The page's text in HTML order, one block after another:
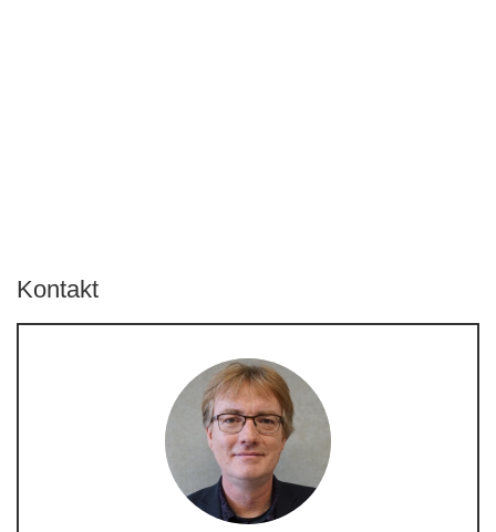
Kontakt